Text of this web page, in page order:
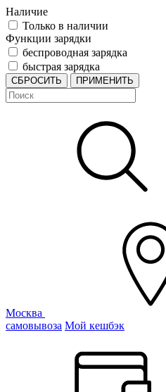
Наличие
Только в наличии
Функции зарядки
беспроводная зарядка
быстрая зарядка
СБРОСИТЬ ПРИМЕНИТЬ
Москва
самовывоза Мой кешбэк